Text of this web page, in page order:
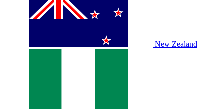
New Zealand